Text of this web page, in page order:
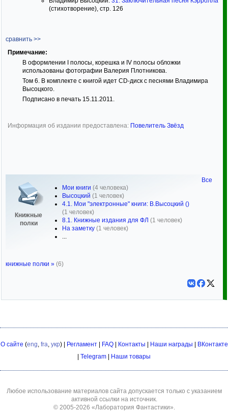
(стихотворение), стр. 126
сравнить >>
Примечание:
В оформлении I полосы, корешка и IV полосы обложки
использованы фотографии Валерия Плотникова.
Том 6. В комплекте с книгой идет CD-диск с песнями Владимира
Высоцкого.
Подписано в печать 15.11.2011.
Информация об издании предоставлена: Повелитель Звёзд
Книжные
полки
Мои книги (4 человека)
Высоцкий (1 человек)
4.1. Мои "электронные" книги: В.Высоцкий ()
(1 человек)
8.1. Книжные издания для ФЛ (1 человек)
На заметку (1 человек)
...
Все
книжные полки » (6)
О сайте (eng, fra, укр) | Регламент| FAQ| Контакты Наши награды
ВКонтакте
Telegram Наши товары
Любое использование материалов сайта допускается только с указанием
активной ссылки на источник.
© 2005-2026 «Лаборатория Фантастики».